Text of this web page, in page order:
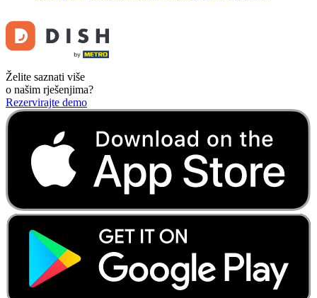
Želite saznati više
o našim rješenjima?
Rezervirajte demo